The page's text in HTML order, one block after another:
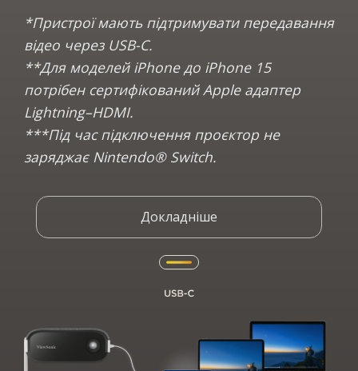
*Пристрої мають підтримувати передавання
відео через USB-C.
**Для моделей iPhone до iPhone 15
потрібен сертифікований Apple адаптер
Lightning–HDMI.
***Під час підключення проєктор не
заряджає Nintendo® Switch.
Докладніше